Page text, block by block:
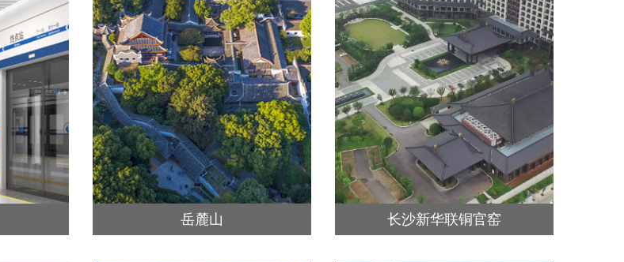
岳麓山 长沙新华联铜官窑